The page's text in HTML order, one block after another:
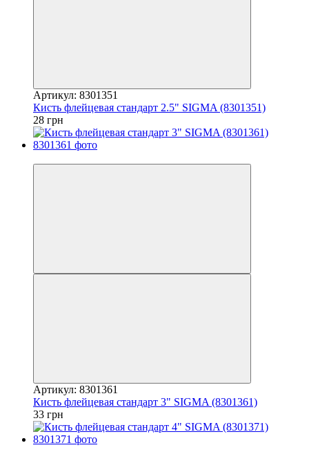
Артикул: 8301351
Кисть флейцевая стандарт 2.5" SIGMA (8301351)
28 грн
Артикул: 8301361
Кисть флейцевая стандарт 3" SIGMA (8301361)
33 грн